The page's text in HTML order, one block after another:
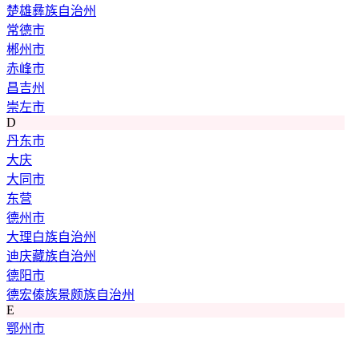
楚雄彝族自治州
常德市
郴州市
赤峰市
昌吉州
崇左市
D
丹东市
大庆
大同市
东营
德州市
大理白族自治州
迪庆藏族自治州
德阳市
德宏傣族景颇族自治州
E
鄂州市